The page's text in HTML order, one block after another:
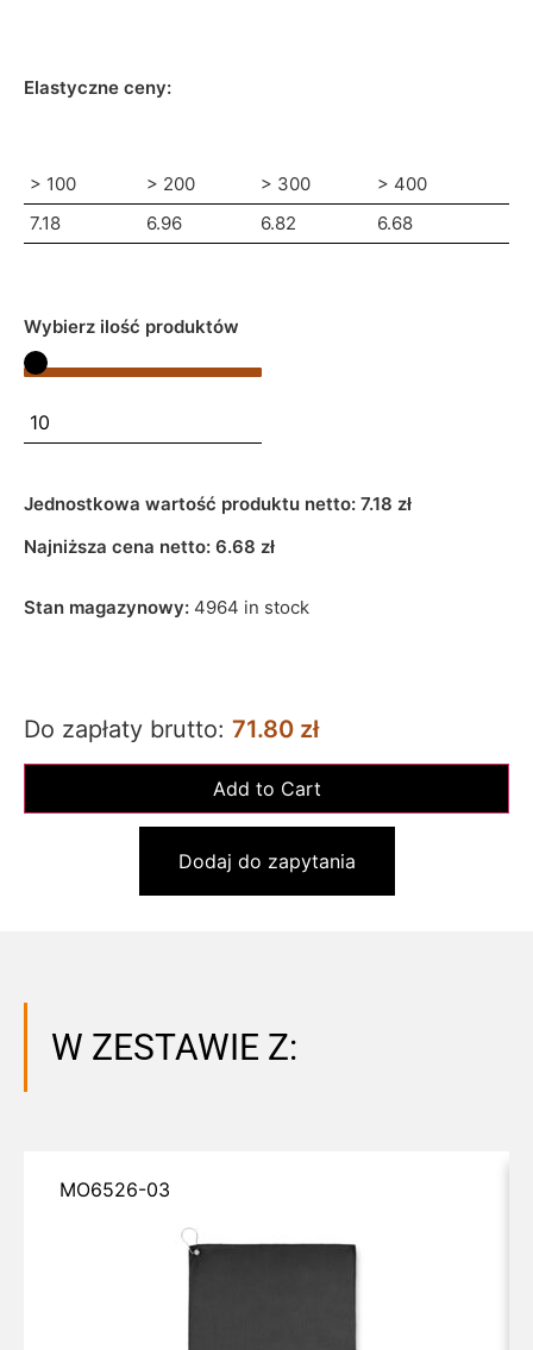
Elastyczne ceny:
> 100 > 200 > 300
> 400
7.18
6.96 6.82 6.68
Wybierz ilość produktów
Jednostkowa wartość produktu netto: 7.18 zł
Najniższa cena netto: 6.68 zł
Stan magazynowy: 4964 in stock
Do zapłaty brutto: 71.80 zł
Dodaj do zapytania
W ZESTAWIE Z:
MO6526-03